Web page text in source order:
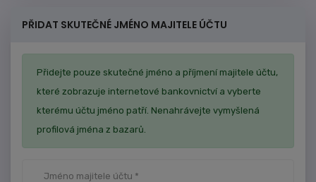
PŘIDAT SKUTEČNÉ JMÉNO MAJITELE ÚČTU
Přidejte pouze skutečné jméno a příjmení majitele účtu,
které zobrazuje internetové bankovnictví a vyberte
kterému účtu jméno patří. Nenahrávejte vymyšlená
profilová jména z bazarů.